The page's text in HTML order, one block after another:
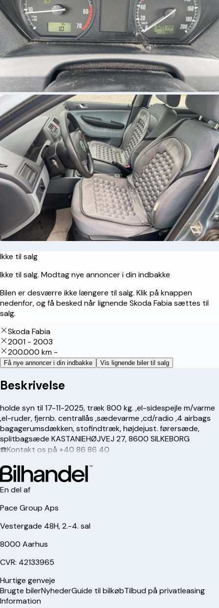
Ikke til salg
Ikke til salg. Modtag nye annoncer i din indbakke
Bilen er desværre ikke længere til salg. Klik på knappen
nedenfor, og få besked når lignende Skoda Fabia sættes til
salg.
Skoda Fabia
2001 - 2003
200.000 km -
Få nye annoncer i din indbakke Vis lignende biler til salg
Beskrivelse
holde syn til 17-11-2025, træk 800 kg. ,el-sidespejle m/varme
,el-ruder, fjernb. centrallås ,sædevarme ,cd/radio ,4 airbags
bagagerumsdækken, stofindtræk, højdejust. førersæde,
splitbagsæde KASTANIEHØJVEJ 27, 8600 SILKEBORG
☎️Kontakt os på +40 86 86 40
En del af
Pace Group Aps
Vestergade 48H, 2.-4. sal
8000 Aarhus
CVR: 42133965
Hurtige genveje
Brugte bilerNyhederGuide til bilkøbTilbud på privatleasing
Information